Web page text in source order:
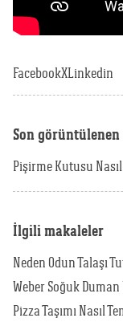
FacebookXLinkedin
Son
Pişirme Kutusu
İlgili makaleler
Neden Odun Talaşı
Weber Soğuk
Pizza Taşımı Nasıl